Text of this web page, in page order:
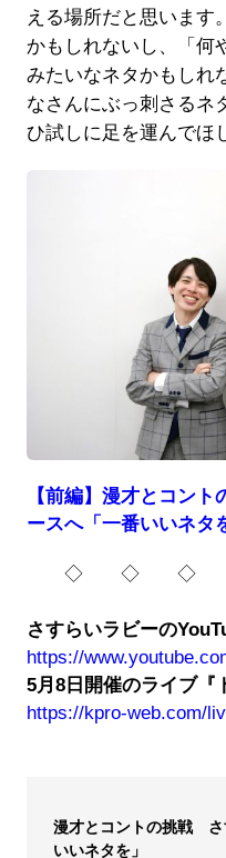
える場所だと思います
かもしれないし、「何
みたいなネタかもしれ
なさんにぶっ刺さるネ
ひ試しに足を運んでほ
【前編】漫才とコン
ースへ「一番いいネタ
◇ ◇ ◇
さすらいラビーの
https://
5月8日開催のライブ『
https://kpro-web.com/
漫才とコントの挑戦 さ
いいネタを」